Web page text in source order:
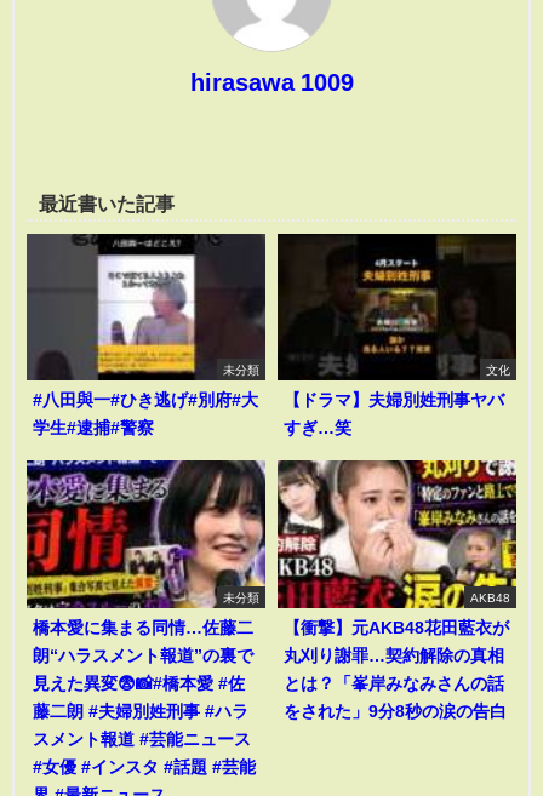
hirasawa 1009
最近書いた記事
未分類
#八田與一#ひき逃げ#別府#大
学生#逮捕#警察
文化
【ドラマ】夫婦別姓刑事ヤバ
すぎ…笑
未分類
橋本愛に集まる同情…佐藤二
朗“ハラスメント報道”の裏で
見えた異変😨📸#橋本愛 #佐
藤二朗 #夫婦別姓刑事 #ハラ
スメント報道 #芸能ニュース
#女優 #インスタ #話題 #芸能
AKB48
【衝撃】元AKB48花田藍衣が
丸刈り謝罪…契約解除の真相
とは？「峯岸みなみさんの話
をされた」9分8秒の涙の告白